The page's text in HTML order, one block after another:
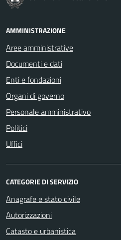
AMMINISTRAZIONE
Aree amministrative
Documenti e dati
Enti e fondazioni
Organi di governo
Personale amministrativo
Politici
Uffici
CATEGORIE DI SERVIZIO
Anagrafe e stato civile
Autorizzazioni
Catasto e urbanistica